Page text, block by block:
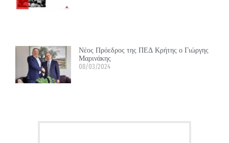
Νέος Πρόεδρος της ΠΕΔ Κρήτης ο Γιώργης
Μαρινάκης
08/03/2024